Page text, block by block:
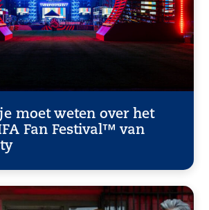
moet weten over het
Fan Festival™ van